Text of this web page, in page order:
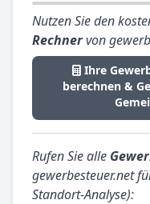
Nutzen Sie den
Rechnervon
Ihre
berechnen &
Rufen Sie alle
gewerbesteuer.net
Standort-Analyse):